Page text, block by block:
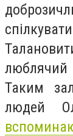
Таким
людей